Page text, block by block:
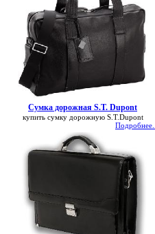
Сумка дорожная S.T. Dupont
купить сумку дорожную S.T.Dupont
Подробнее...